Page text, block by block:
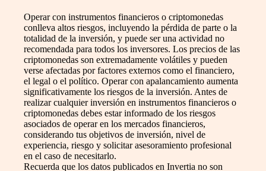
Operar con instrumentos financieros o criptomonedas
conlleva altos riesgos, incluyendo la pérdida de parte o la
totalidad de la inversión, y puede ser una actividad no
recomendada para todos los inversores. Los precios de las
criptomonedas son extremadamente volátiles y pueden
verse afectadas por factores externos como el financiero,
el legal o el político. Operar con apalancamiento aumenta
significativamente los riesgos de la inversión. Antes de
realizar cualquier inversión en instrumentos financieros o
criptomonedas debes estar informado de los riesgos
asociados de operar en los mercados financieros,
considerando tus objetivos de inversión, nivel de
experiencia, riesgo y solicitar asesoramiento profesional
en el caso de necesitarlo.
Recuerda que los datos publicados en Invertia no son